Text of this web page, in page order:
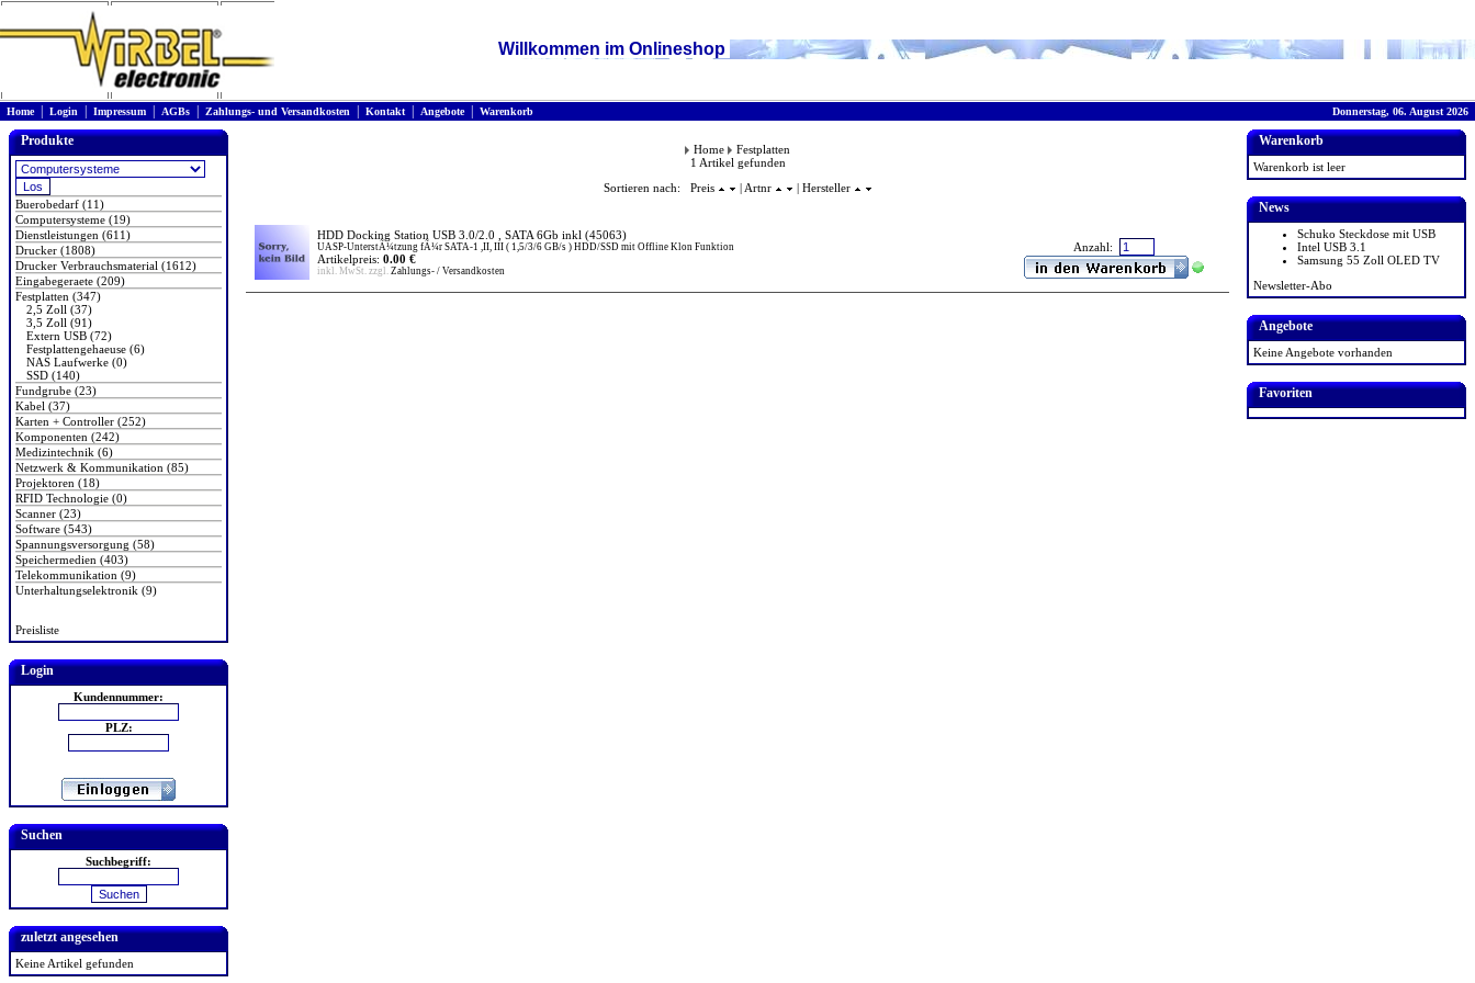
Willkommen im Onlineshop
Home| Login Impressum AGBs Zahlungs- und Versandkosten Kontakt| Angebote| Warenkorb Donnerstag, 06. August 2026
Produkte
Buerobedarf (11)
Computersysteme (19)
Dienstleistungen (611)
Drucker (1808)
Drucker Verbrauchsmaterial (1612)
Eingabegeraete (209)
Festplatten (347)
2,5 Zoll (37)
3,5 Zoll (91)
Extern USB (72)
Festplattengehaeuse (6)
NAS Laufwerke (0)
SSD (140)
Fundgrube (23)
Kabel (37)
Karten + Controller (252)
Komponenten (242)
Medizintechnik (6)
Netzwerk & Kommunikation (85)
Projektoren (18)
RFID Technologie (0)
Scanner (23)
Software (543)
Spannungsversorgung (58)
Speichermedien (403)
Telekommunikation (9)
Unterhaltungselektronik (9)
Preisliste
Login
Kundennummer:
PLZ:
Suchen
Suchbegriff:
zuletzt angesehen
Keine Artikel gefunden
Home
Festplatten
1 Artikel gefunden
Sortieren nach: Preis
| Artnr | Hersteller
HDD Docking Station USB 3.0/2.0 , SATA 6Gb inkl (45063)
UASP-UnterstÃ¼tzung fÃ¼r SATA-1 ,II, III ( 1,5/3/6 GB/s ) HDD/SSD mit Offline Klon Funktion
Artikelpreis: 0.00 €
inkl. MwSt. zzgl. Zahlungs- / Versandkosten
Anzahl:
Warenkorb
Warenkorb ist leer
News
Schuko Steckdose mit USB
Intel USB 3.1
Samsung 55 Zoll OLED TV
Newsletter-Abo
Angebote
Keine Angebote vorhanden
Favoriten